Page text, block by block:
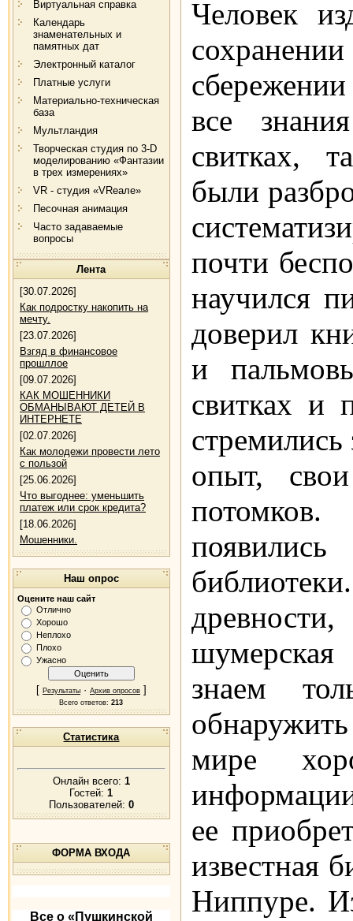
Виртуальная справка
Календарь
знаменательных и
памятных дат
Электронный каталог
Платные услуги
Материально-техническая
база
Мультландия
Творческая студия по 3-D
моделированию «Фантазии
в трех измерениях»
VR - студия «VRеале»
Песочная анимация
Часто задаваемые
вопросы
Лента
[30.07.2026]
Как подростку накопить на
мечту.
[23.07.2026]
Взгяд в финансовое
прошллое
[09.07.2026]
КАК МОШЕННИКИ
ОБМАНЫВАЮТ ДЕТЕЙ В
ИНТЕРНЕТЕ
[02.07.2026]
Как молодежи провести лето
с пользой
[25.06.2026]
Что выгоднее: уменьшить
платеж или срок кредита?
[18.06.2026]
Мошенники.
Наш опрос
Оцените наш сайт
Отлично
Хорошо
Неплохо
Плохо
Ужасно
[ Результаты · Архив опросов ]
Всего ответов:213
Статистика
Онлайн всего: 1
Гостей:1
Пользователей: 0
ФОРМА ВХОДА
Все о «Пушкинской
Человек
все
свитках,
были
почти
научился
доверил
и
свитках и
стремились
опыт,
древности,
знаем
мире
ее
известная
Ниппуре.